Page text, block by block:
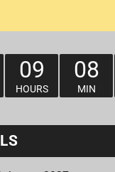
09
HOURS
08
MIN